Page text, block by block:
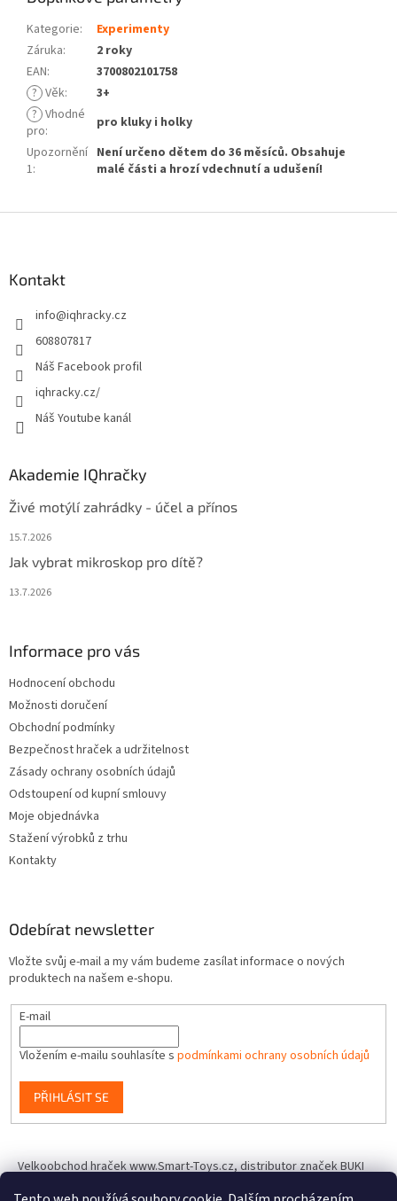
Kategorie:
Experimenty
Záruka:
2 roky
EAN:
3700802101758
? Věk:
3+
? Vhodné
pro:
pro kluky i holky
Upozornění
1:
Není určeno dětem do 36 měsíců. Obsahuje
malé části a hrozí vdechnutí a udušení!
Kontakt
info@iqhracky.cz
608807817
Náš Facebook profil
iqhracky.cz/
Náš Youtube kanál
Akademie IQhračky
Živé motýlí zahrádky - účel a přínos
15.7.2026
Jak vybrat mikroskop pro dítě?
13.7.2026
Informace pro vás
Hodnocení obchodu
Možnosti doručení
Obchodní podmínky
Bezpečnost hraček a udržitelnost
Zásady ochrany osobních údajů
Odstoupení od kupní smlouvy
Moje objednávka
Stažení výrobků z trhu
Kontakty
Odebírat newsletter
Vložte svůj e-mail a my vám budeme zasílat informace o nových
produktech na našem e-shopu.
E-mail
Vložením e-mailu souhlasíte s podmínkami ochrany osobních údajů
PŘIHLÁSIT SE
Velkoobchod hraček www.Smart-Toys.cz, distributor značek BUKI